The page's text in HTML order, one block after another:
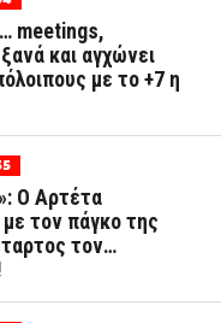
meetings,
και αγχώνει
με το +7 η
Ο Αρτέτα
τον πάγκο της
τον…